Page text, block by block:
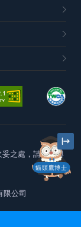
貓頭鷹博士
妥之處，請隨時與
限公司